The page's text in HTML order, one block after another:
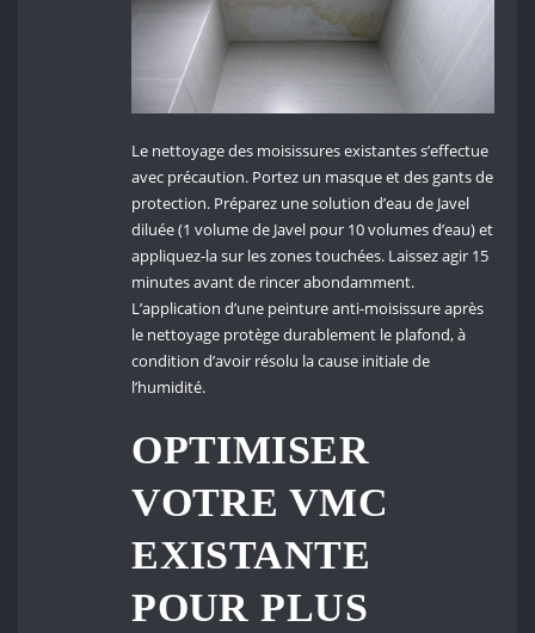
Le nettoyage des moisissures existantes s’effectue
avec précaution. Portez un masque et des gants de
protection. Préparez une solution d’eau de Javel
diluée (1 volume de Javel pour 10 volumes d’eau) et
appliquez-la sur les zones touchées. Laissez agir 15
minutes avant de rincer abondamment.
L’application d’une peinture anti-moisissure après
le nettoyage protège durablement le plafond, à
condition d’avoir résolu la cause initiale de
l’humidité.
OPTIMISER
VOTRE VMC
EXISTANTE
POUR PLUS